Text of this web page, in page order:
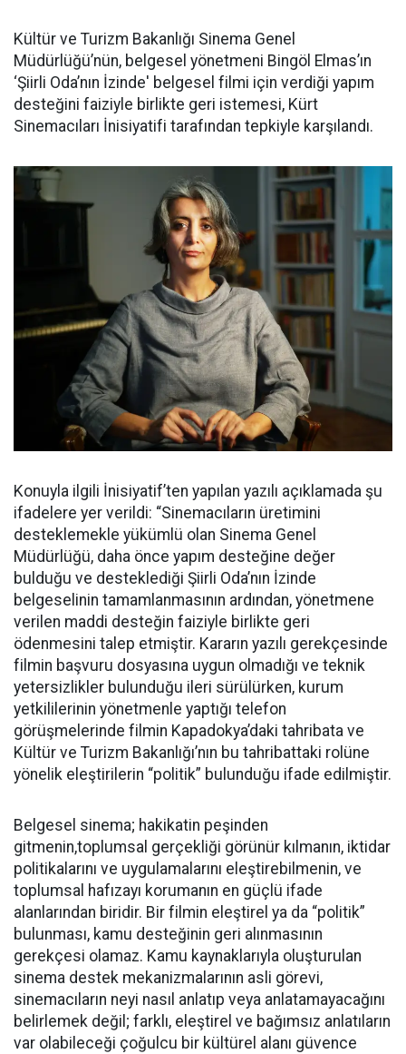
Kültür ve Turizm Bakanlığı Sinema Genel
Müdürlüğü’nün, belgesel yönetmeni Bingöl Elmas’ın
‘Şiirli Oda’nın İzinde' belgesel filmi için verdiği yapım
desteğini faiziyle birlikte geri istemesi, Kürt
Sinemacıları İnisiyatifi tarafından tepkiyle karşılandı.
Konuyla ilgili İnisiyatif’ten yapılan yazılı açıklamada şu
ifadelere yer verildi: “Sinemacıların üretimini
desteklemekle yükümlü olan Sinema Genel
Müdürlüğü, daha önce yapım desteğine değer
bulduğu ve desteklediği Şiirli Oda’nın İzinde
belgeselinin tamamlanmasının ardından, yönetmene
verilen maddi desteğin faiziyle birlikte geri
ödenmesini talep etmiştir. Kararın yazılı gerekçesinde
filmin başvuru dosyasına uygun olmadığı ve teknik
yetersizlikler bulunduğu ileri sürülürken, kurum
yetkililerinin yönetmenle yaptığı telefon
görüşmelerinde filmin Kapadokya’daki tahribata ve
Kültür ve Turizm Bakanlığı’nın bu tahribattaki rolüne
yönelik eleştirilerin “politik” bulunduğu ifade edilmiştir.
Belgesel sinema; hakikatin peşinden
gitmenin,toplumsal gerçekliği görünür kılmanın, iktidar
politikalarını ve uygulamalarını eleştirebilmenin, ve
toplumsal hafızayı korumanın en güçlü ifade
alanlarından biridir. Bir filmin eleştirel ya da “politik”
bulunması, kamu desteğinin geri alınmasının
gerekçesi olamaz. Kamu kaynaklarıyla oluşturulan
sinema destek mekanizmalarının asli görevi,
sinemacıların neyi nasıl anlatıp veya anlatamayacağını
belirlemek değil; farklı, eleştirel ve bağımsız anlatıların
var olabileceği çoğulcu bir kültürel alanı güvence